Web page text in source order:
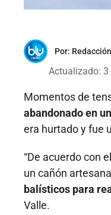
Por:
Actualizado: 3
Momentos de
abandonado en
era hurtado y fue u
“De acuerdo con
un cañón
balísticos para
Valle.